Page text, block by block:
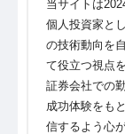
当サイトは
個人投資家と
の技術動向を
て役立つ視点
証券会社での
成功体験をも
信するよう心